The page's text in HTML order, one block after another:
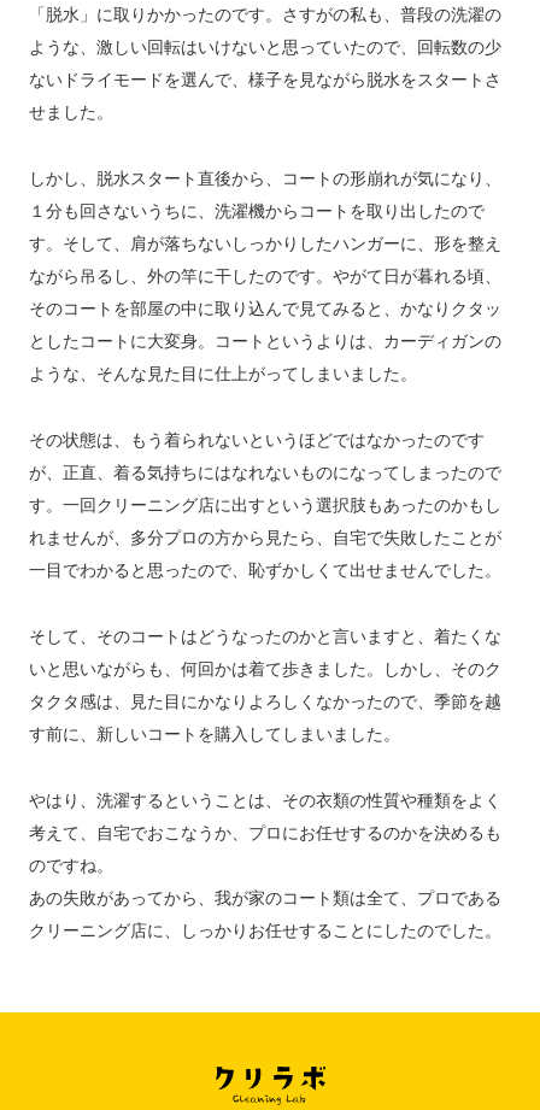
「脱水」に取りかかったのです。さすがの私も、普段の洗濯の
ような、激しい回転はいけないと思っていたので、回転数の少
ないドライモードを選んで、様子を見ながら脱水をスタートさ
せました。
しかし、脱水スタート直後から、コートの形崩れが気になり、
１分も回さないうちに、洗濯機からコートを取り出したので
す。そして、肩が落ちないしっかりしたハンガーに、形を整え
ながら吊るし、外の竿に干したのです。やがて日が暮れる頃、
そのコートを部屋の中に取り込んで見てみると、かなりクタッ
としたコートに大変身。コートというよりは、カーディガンの
ような、そんな見た目に仕上がってしまいました。
その状態は、もう着られないというほどではなかったのです
が、正直、着る気持ちにはなれないものになってしまったので
す。一回クリーニング店に出すという選択肢もあったのかもし
れませんが、多分プロの方から見たら、自宅で失敗したことが
一目でわかると思ったので、恥ずかしくて出せませんでした。
そして、そのコートはどうなったのかと言いますと、着たくな
いと思いながらも、何回かは着て歩きました。しかし、そのク
タクタ感は、見た目にかなりよろしくなかったので、季節を越
す前に、新しいコートを購入してしまいました。
やはり、洗濯するということは、その衣類の性質や種類をよく
考えて、自宅でおこなうか、プロにお任せするのかを決めるも
のですね。
あの失敗があってから、我が家のコート類は全て、プロである
クリーニング店に、しっかりお任せすることにしたのでした。